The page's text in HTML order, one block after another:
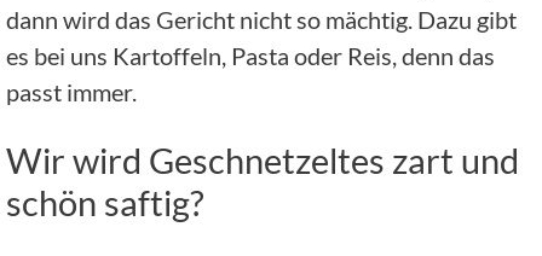
dann wird das Gericht nicht so mächtig. Dazu gibt
es bei uns Kartoffeln, Pasta oder Reis, denn das
passt immer.
Wir wird Geschnetzeltes zart und
schön saftig?